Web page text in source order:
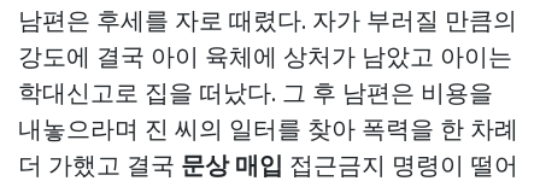
남편은 후세를 자로 때렸다. 자가 부러질 만큼의
강도에 결국 아이 육체에 상처가 남았고 아이는
학대신고로 집을 떠났다. 그 후 남편은 비용을
내놓으라며 진 씨의 일터를 찾아 폭력을 한 차례
더 가했고 결국 문상 매입 접근금지 명령이 떨어